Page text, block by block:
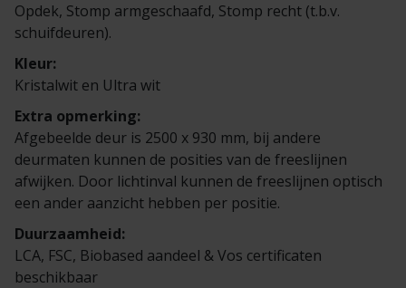
Opdek, Stomp armgeschaafd, Stomp recht (t.b.v.
schuifdeuren).
Kleur:
Kristalwit en Ultra wit
Extra opmerking:
Afgebeelde deur is 2500 x 930 mm, bij andere
deurmaten kunnen de posities van de freeslijnen
afwijken. Door lichtinval kunnen de freeslijnen optisch
een ander aanzicht hebben per positie.
Duurzaamheid:
LCA, FSC, Biobased aandeel & Vos certificaten
beschikbaar